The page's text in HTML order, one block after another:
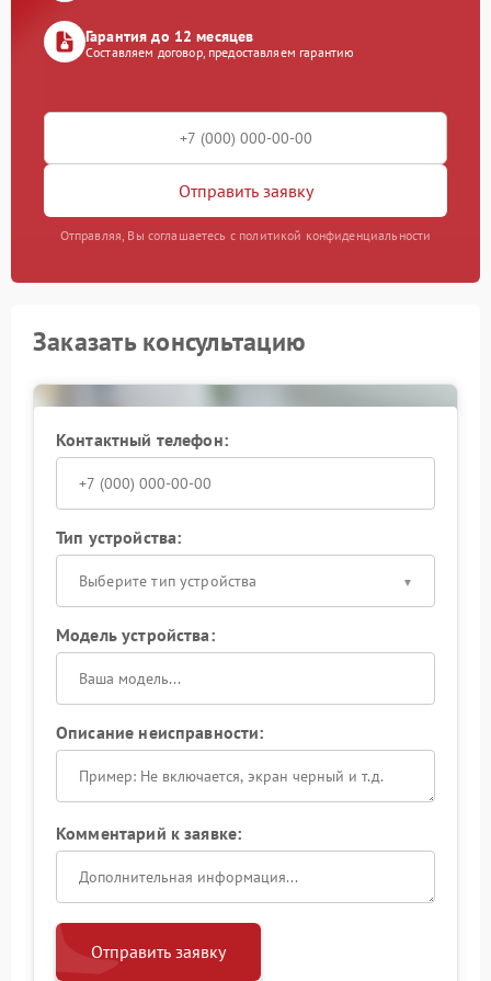
Гарантия до 12 месяцев
Составляем договор, предоставляем гарантию
Отправить заявку
Отправляя, Вы соглашаетесь с политикой конфиденциальности
Заказать консультацию
Контактный телефон:
Тип устройства:
Выберите тип устройства
Модель устройства:
Описание неисправности:
Комментарий к заявке:
Отправить заявку